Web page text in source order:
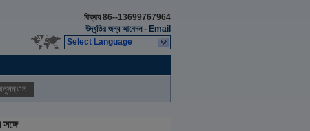
বিক্রয়86--13699767964
উদ্ধৃতির জন্য আবেদন- Email
Select Language